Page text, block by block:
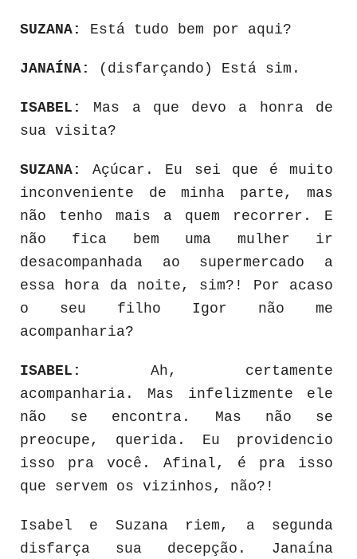
SUZANA: Está tudo bem por aqui?
JANAÍNA: (disfarçando) Está sim.
ISABEL: Mas a que devo a honra de
sua visita?
SUZANA:Açúcar. Eu sei que é muito
inconveniente de minha parte, mas
não tenho mais a quem recorrer. E
não fica bem uma mulher ir
desacompanhada ao supermercado a
essa hora da noite, sim?! Por acaso
o seu filho Igor não me
acompanharia?
ISABEL: Ah, certamente
acompanharia. Mas infelizmente ele
não se encontra. Mas não se
preocupe, querida. Eu providencio
isso pra você. Afinal, é pra isso
que servem os vizinhos, não?!
Isabel e Suzana riem, a segunda
disfarça sua decepção. Janaína